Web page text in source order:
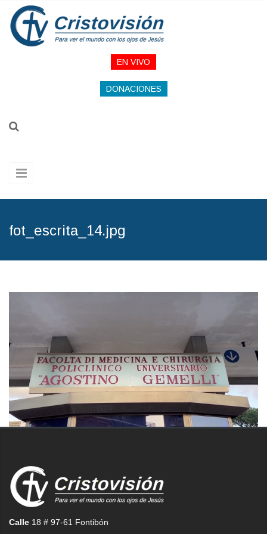
Pasar al contenido principal
EN VIVO
DONACIONES
fot_escrita_14.jpg
Calle 18 # 97-61 Fontibón